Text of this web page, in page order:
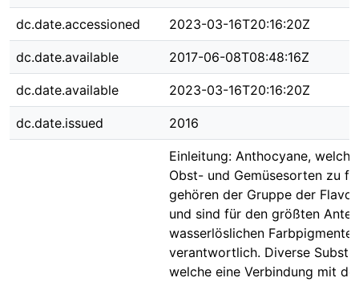
dc.date.accessioned 2023-03-16T20:16:20Z
dc.date.available 2017-06-08T08:48:16Z
dc.date.available 2023-03-16T20:16:20Z
dc.date.issued 2016
Einleitung: Anthocyane,
Obst- und Gemüsesorten zu
gehören der Gruppe der
und sind für den größten
wasserlöslichen Farbpigmenten
verantwortlich. Diverse
welche eine Verbindung mit